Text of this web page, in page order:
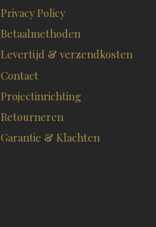
Privacy Policy
Betaalmethoden
Levertijd & verzendkosten
Contact
Projectinrichting
Retourneren
Garantie & Klachten